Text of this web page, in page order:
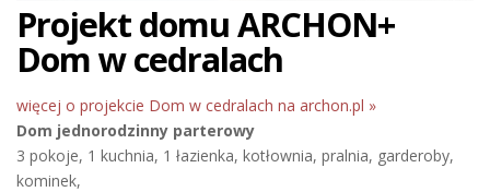
Projekt domu ARCHON+
Dom w cedralach
więcej o projekcie Dom w cedralach na archon.pl »
Dom jednorodzinny parterowy
3 pokoje, 1 kuchnia, 1 łazienka, kotłownia, pralnia, garderoby,
kominek,